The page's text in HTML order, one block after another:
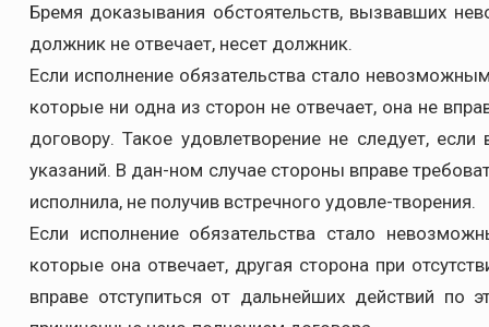
Бремя доказывания обстоятельств, вызвавших
должник не отвечает, несет должник.
Если исполнение обязательства стало
которые ни одна из сторон не отвечает, она не
договору. Такое удовлетворение не следует,
указаний. В дан-ном случае стороны вправе
исполнила, не получив встречного удовле-творения.
Если исполнение обязательства стало
которые она отвечает, другая сторона при
вправе отступиться от дальнейших действий по